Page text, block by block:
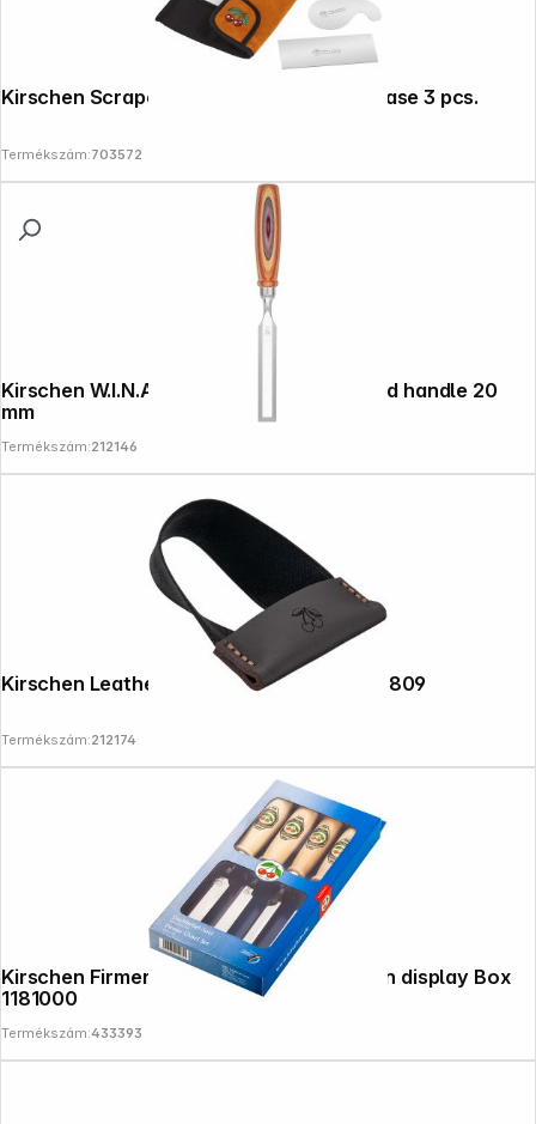
Kirschen Scraper set 3800-01 in suede case 3 pcs.
Termékszám:703572
Kirschen W.I.N.A.C. Chisel with skateboard handle 20
mm
Termékszám:212146
Kirschen Leather blade guard for 3808/3809
Termékszám:212174
Kirschen Firmer Chisel Set 4pcs 1181 SB in display Box
1181000
Termékszám:433393